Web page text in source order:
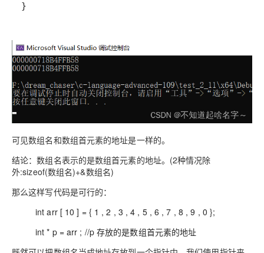
}
可见数组名和数组首元素的地址是一样的。
结论：数组名表示的是数组首元素的地址。(2种情况除
外:sizeof(数组名)+&数组名)
那么这样写代码是可行的：
int arr [ 10 ] = { 1 , 2 , 3 , 4 , 5 , 6 , 7 , 8 , 9 , 0 };
int * p = arr ; //p 存放的是数组首元素的地址